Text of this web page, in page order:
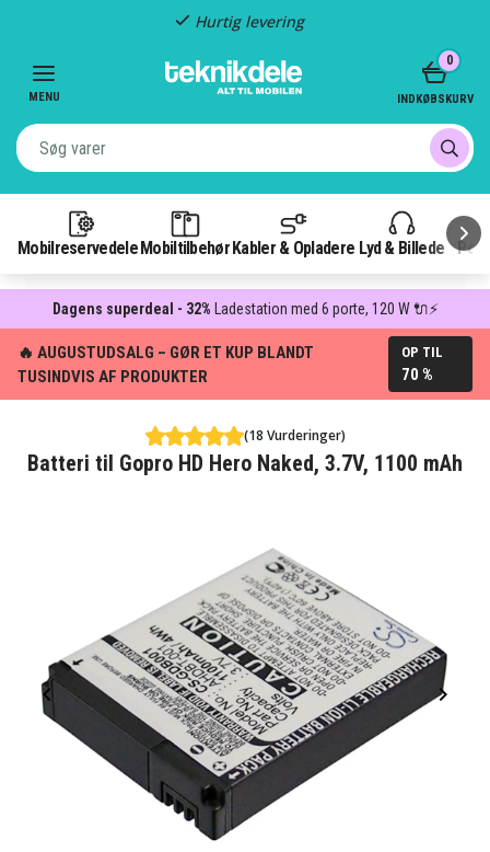
Hurtig levering
MENU
Mobilreservedele Mobiltilbehør Kabler & Opladere Lyd & Billede
0
INDKØBSKURV
Dagens superdeal - 32% Ladestation med 6 porte, 120 W 🔌⚡
🔥 AUGUSTUDSALG – GØR ET KUP BLANDT
TUSINDVIS AF PRODUKTER
OP TIL
70 %
(18 Vurderinger)
Batteri til Gopro HD Hero Naked, 3.7V, 1100 mAh